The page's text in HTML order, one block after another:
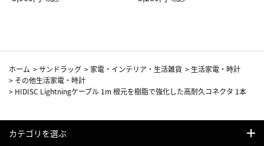
ホーム >サンドラッグ > 家電・インテリア・生活雑貨 > 生活家電・時計
> その他生活家電・時計
> HIDISC Lightningケーブル 1m 根元を樹脂で強化した高耐久コネクタ 1本
カテゴリを選ぶ